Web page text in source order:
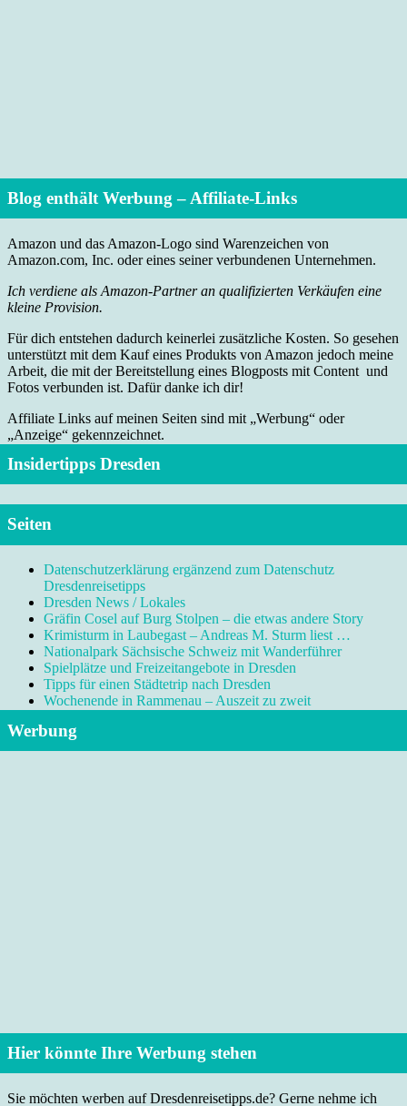
Blog enthält Werbung – Affiliate-Links
Amazon und das Amazon-Logo sind Warenzeichen von
Amazon.com, Inc. oder eines seiner verbundenen Unternehmen.
Ich verdiene als Amazon-Partner an qualifizierten Verkäufen eine
kleine Provision.
Für dich entstehen dadurch keinerlei zusätzliche Kosten. So gesehen
unterstützt mit dem Kauf eines Produkts von Amazon jedoch meine
Arbeit, die mit der Bereitstellung eines Blogposts mit Content und
Fotos verbunden ist. Dafür danke ich dir!
Affiliate Links auf meinen Seiten sind mit „Werbung“ oder
„Anzeige“ gekennzeichnet.
Insidertipps Dresden
Seiten
Datenschutzerklärung ergänzend zum Datenschutz
Dresdenreisetipps
Dresden News / Lokales
Gräfin Cosel auf Burg Stolpen – die etwas andere Story
Krimisturm in Laubegast – Andreas M. Sturm liest …
Nationalpark Sächsische Schweiz mit Wanderführer
Spielplätze und Freizeitangebote in Dresden
Tipps für einen Städtetrip nach Dresden
Wochenende in Rammenau – Auszeit zu zweit
Werbung
Hier könnte Ihre Werbung stehen
Sie möchten werben auf Dresdenreisetipps.de? Gerne nehme ich